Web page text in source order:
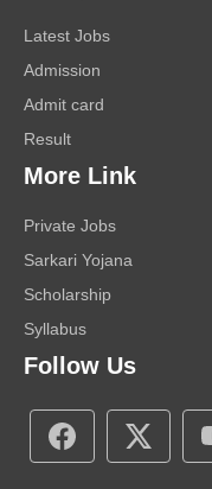
Latest Jobs
Admission
Admit card
Result
More Link
Private Jobs
Sarkari Yojana
Scholarship
Syllabus
Follow Us